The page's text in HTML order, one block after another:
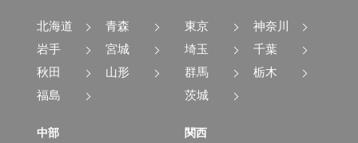
北海道
青森
岩手
宮城
秋田
山形
福島
東京
神奈川
埼玉
千葉
群馬
栃木
茨城
中部 関西